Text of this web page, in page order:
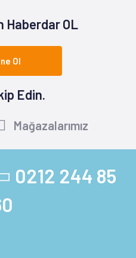
Haberdar OL
Ol
Edin.
Mağazalarımız
0212 244 85